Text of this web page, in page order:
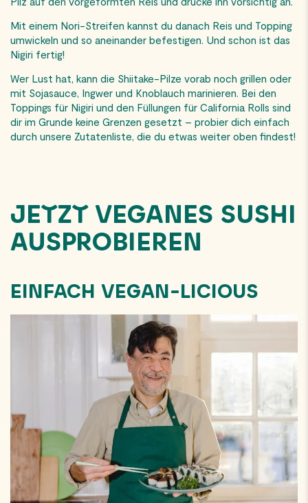
Mit einem Nori-Streifen kannst du danach Reis und Topping
umwickeln und so aneinander befestigen. Und schon ist das
Nigiri fertig!
Wer Lust hat, kann die Shiitake-Pilze vorab noch grillen oder
mit Sojasauce, Ingwer und Knoblauch marinieren. Bei den
Toppings für Nigiri und den Füllungen für California Rolls sind
dir im Grunde keine Grenzen gesetzt – probier dich einfach
durch unsere Zutatenliste, die du etwas weiter oben findest!
JETZT VEGANES SUSHI
AUSPROBIEREN
EINFACH VEGAN-LICIOUS